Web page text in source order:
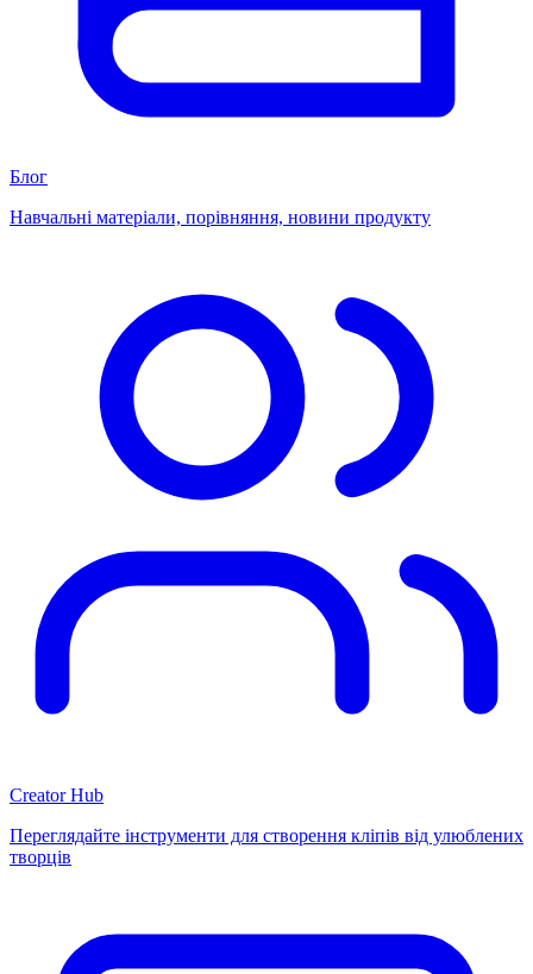
Блог
Навчальні матеріали, порівняння, новини продукту
Creator Hub
Переглядайте інструменти для створення кліпів від улюблених
творців